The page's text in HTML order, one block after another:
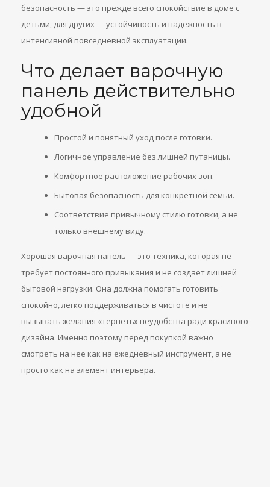
безопасность — это прежде всего спокойствие в доме с
детьми, для других — устойчивость и надежность в
интенсивной повседневной эксплуатации.
Что делает варочную
панель действительно
удобной
Простой и понятный уход после готовки.
Логичное управление без лишней путаницы.
Комфортное расположение рабочих зон.
Бытовая безопасность для конкретной семьи.
Соответствие привычному стилю готовки, а не
только внешнему виду.
Хорошая варочная панель — это техника, которая не
требует постоянного привыкания и не создает лишней
бытовой нагрузки. Она должна помогать готовить
спокойно, легко поддерживаться в чистоте и не
вызывать желания «терпеть» неудобства ради красивого
дизайна. Именно поэтому перед покупкой важно
смотреть на нее как на ежедневный инструмент, а не
просто как на элемент интерьера.